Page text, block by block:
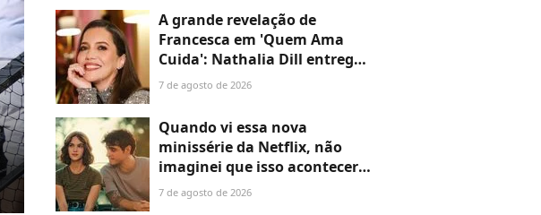
apenas 48 horas
A grande revelação de
Francesca em 'Quem Ama
Cuida': Nathalia Dill entrega
destino da 'fantasma' e
o público
7 de agosto de 2026
Quando vi essa nova
minissérie da Netflix, não
imaginei que isso aconteceria
comigo: chorei igual criança e
7 de agosto de 2026